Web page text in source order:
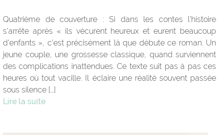
Quatrième de couverture : Si dans les contes l’histoire
s’arrête après « ils vécurent heureux et eurent beaucoup
d’enfants », c’est précisément là que débute ce roman. Un
jeune couple, une grossesse classique, quand surviennent
des complications inattendues. Ce texte suit pas à pas ces
heures où tout vacille. Il éclaire une réalité souvent passée
sous silence […]
Lire la suite